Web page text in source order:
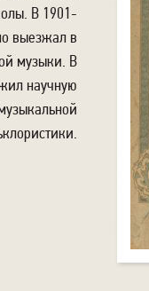
В 1901-
выезжал в
музыки. В
научную